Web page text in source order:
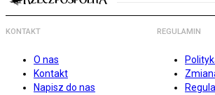
KONTAKT
O nas
Kontakt
Napisz do nas
REGULAMIN